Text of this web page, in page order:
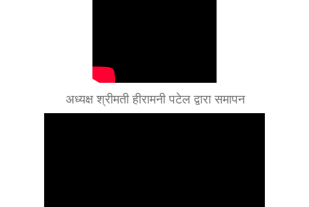
अध्यक्ष श्रीमती हीरामनी पटेल द्वारा समापन